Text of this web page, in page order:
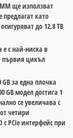
ще използват
като
до 12,8 TB
е с най-ниска в
първия цикъл
GB за една плочка
GB модел достига 1
се увеличава с
четири
PCIe интерфейс при